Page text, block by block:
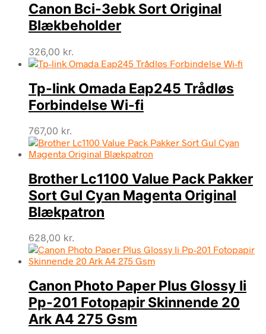
Canon Bci-3ebk Sort Original
Blækbeholder
326,00 kr.
Tp-link Omada Eap245 Trådløs
Forbindelse Wi-fi
767,00 kr.
Brother Lc1100 Value Pack Pakker
Sort Gul Cyan Magenta Original
Blækpatron
628,00 kr.
Canon Photo Paper Plus Glossy Ii
Pp-201 Fotopapir Skinnende 20
Ark A4 275 Gsm